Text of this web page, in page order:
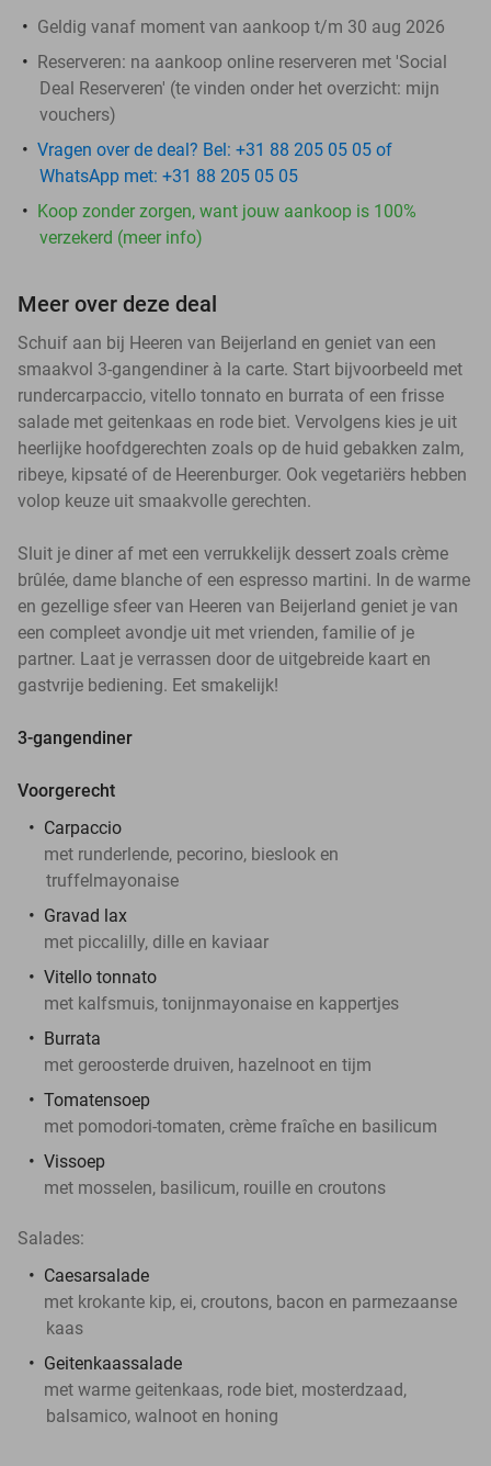
Geldig vanaf moment van aankoop t/m 30 aug 2026
Reserveren: na aankoop online reserveren met 'Social
Deal Reserveren' (te vinden onder het overzicht: mijn
vouchers)
Vragen over de deal? Bel: +31 88 205 05 05 of
WhatsApp met: +31 88 205 05 05
Koop zonder zorgen, want jouw aankoop is 100%
verzekerd (meer info)
Meer over deze deal
Schuif aan bij Heeren van Beijerland en geniet van een
smaakvol 3-gangendiner à la carte. Start bijvoorbeeld met
rundercarpaccio, vitello tonnato en burrata of een frisse
salade met geitenkaas en rode biet. Vervolgens kies je uit
heerlijke hoofdgerechten zoals op de huid gebakken zalm,
ribeye, kipsaté of de Heerenburger. Ook vegetariërs hebben
volop keuze uit smaakvolle gerechten.
Sluit je diner af met een verrukkelijk dessert zoals crème
brûlée, dame blanche of een espresso martini. In de warme
en gezellige sfeer van Heeren van Beijerland geniet je van
een compleet avondje uit met vrienden, familie of je
partner. Laat je verrassen door de uitgebreide kaart en
gastvrije bediening. Eet smakelijk!
3-gangendiner
Voorgerecht
Carpaccio
met runderlende, pecorino, bieslook en
truffelmayonaise
Gravad lax
met piccalilly, dille en kaviaar
Vitello tonnato
met kalfsmuis, tonijnmayonaise en kappertjes
Burrata
met geroosterde druiven, hazelnoot en tijm
Tomatensoep
met pomodori-tomaten, crème fraîche en basilicum
Vissoep
met mosselen, basilicum, rouille en croutons
Salades:
Caesarsalade
met krokante kip, ei, croutons, bacon en parmezaanse
kaas
Geitenkaassalade
met warme geitenkaas, rode biet, mosterdzaad,
balsamico, walnoot en honing